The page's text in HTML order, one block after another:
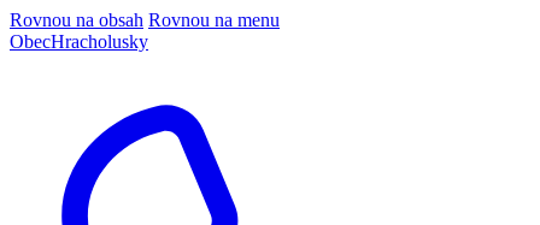
Rovnou na obsah Rovnou na menu
ObecHracholusky